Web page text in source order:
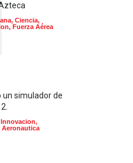
, Ciencia,
, Fuerza Aérea
un simulador de
,
Aeronautica